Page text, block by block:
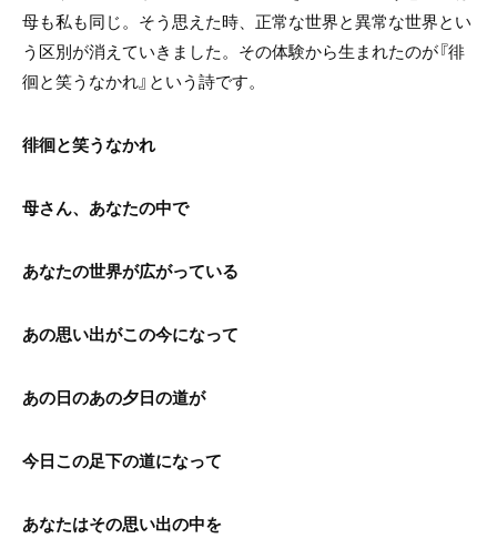
母も私も同じ。そう思えた時、正常な世界と異常な世界とい
う区別が消えていきました。その体験から生まれたのが『徘
徊と笑うなかれ』という詩です。
徘徊と笑うなかれ
母さん、あなたの中で
あなたの世界が広がっている
あの思い出がこの今になって
あの日のあの夕日の道が
今日この足下の道になって
あなたはその思い出の中を